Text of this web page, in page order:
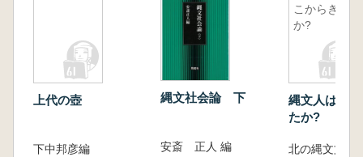
上代の壺
下中邦彦編
縄文社会論 下
安斎 正人 編
こからきた
か?
縄文人はど
たか?